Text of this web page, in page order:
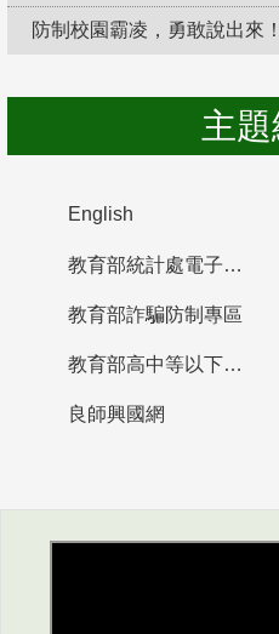
防制校園霸凌，勇敢說出來！
主
English
教育部統計處電子書櫃
教育部詐騙防制專區
教育部高中等以下學校及幼兒園教師資格檢定考試
良師興國網